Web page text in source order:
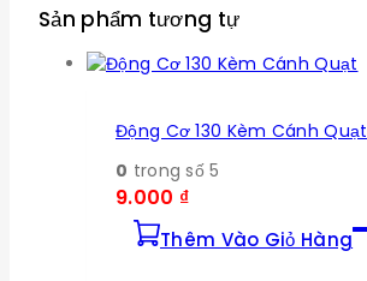
Sản phẩm tương tự
Động Cơ 130 Kèm Cánh Quạt
0 trong số 5
9.000 ₫
Thêm Vào Giỏ Hàng